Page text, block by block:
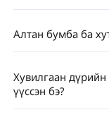
Алтан бумба ба
Хувилгаан
үүссэн бэ?